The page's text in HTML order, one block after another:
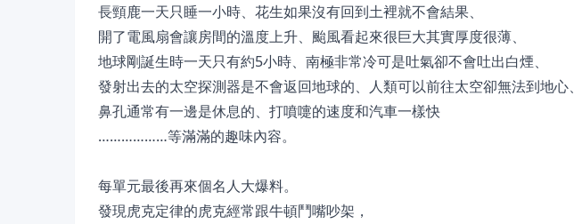
長頸鹿一天只睡一小時、花生如果沒有回到土裡就不會結果、
開了電風扇會讓房間的溫度上升、颱風看起來很巨大其實厚度很薄、
地球剛誕生時一天只有約5小時、南極非常冷可是吐氣卻不會吐出白煙、
發射出去的太空探測器是不會返回地球的、人類可以前往太空卻無法到地心、
鼻孔通常有一邊是休息的、打噴嚏的速度和汽車一樣快
………………等滿滿的趣味內容。
每單元最後再來個名人大爆料。
發現虎克定律的虎克經常跟牛頓鬥嘴吵架，